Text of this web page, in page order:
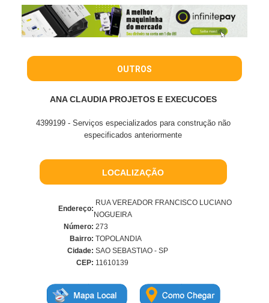
OUTROS
ANA CLAUDIA PROJETOS E EXECUCOES
4399199 - Serviços especializados para construção não
especificados anteriormente
LOCALIZAÇÃO
Endereço:
RUA VEREADOR FRANCISCO LUCIANO
NOGUEIRA
Número: 273
Bairro: TOPOLANDIA
Cidade: SAO SEBASTIAO - SP
CEP: 11610139